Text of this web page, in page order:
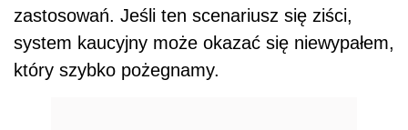
zastosowań. Jeśli ten scenariusz się ziści,
system kaucyjny może okazać się niewypałem,
który szybko pożegnamy.